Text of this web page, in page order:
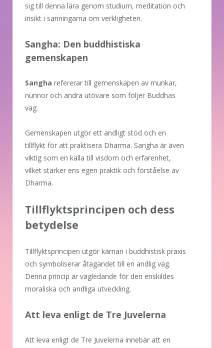
sig till denna lära genom studium, meditation och
insikt i sanningarna om verkligheten.
Sangha: Den buddhistiska
gemenskapen
Sangha refererar till gemenskapen av munkar,
nunnor och andra utövare som följer Buddhas
väg.
Gemenskapen utgör ett andligt stöd och en
tillflykt för att praktisera Dharma. Sangha är även
viktig som en källa till visdom och erfarenhet,
vilket stärker ens egen praktik och förståelse av
Dharma.
Tillflyktsprincipen och dess
betydelse
Tillflyktsprincipen utgör kärnan i buddhistisk praxis
och symboliserar åtagandet till en andlig väg.
Denna princip är vägledande för den enskildes
moraliska och andliga utveckling.
Att leva enligt de Tre Juvelerna
Att leva enligt de Tre Juvelerna innebär att en